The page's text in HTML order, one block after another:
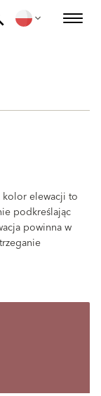
elewacji to
podkreślając
powinna w